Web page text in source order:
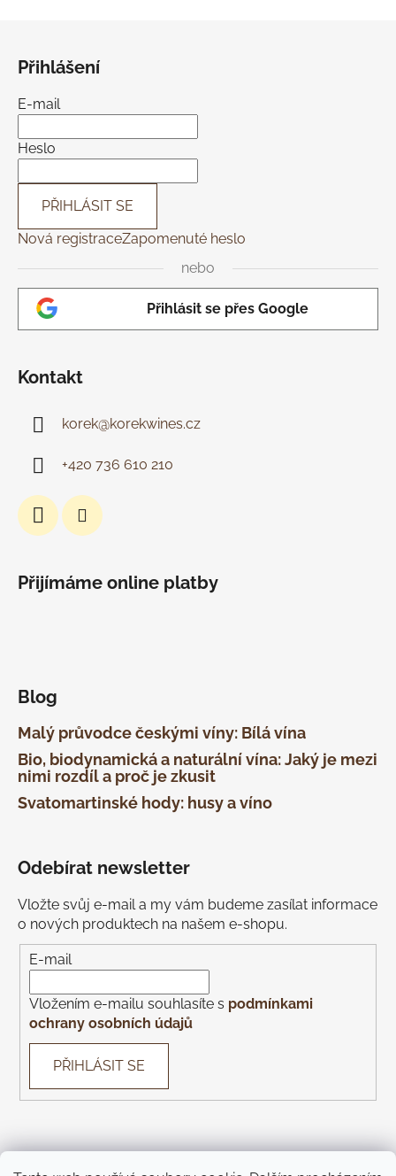
p
r
v
v
ý
p
i
s
Přihlášení
E-mail
Heslo
PŘIHLÁSIT SE
Nová registraceZapomenuté heslo
nebo
Přihlásit se přes Google
Kontakt
korek@korekwines.cz
+420 736 610 210
Přijímáme online platby
Blog
Malý průvodce českými víny: Bílá vína
Bio, biodynamická a naturální vína: Jaký je mezi
nimi rozdíl a proč je zkusit
Svatomartinské hody: husy a víno
Odebírat newsletter
Vložte svůj e-mail a my vám budeme zasílat informace
o nových produktech na našem e-shopu.
E-mail
Vložením e-mailu souhlasíte s podmínkami
ochrany osobních údajů
PŘIHLÁSIT SE